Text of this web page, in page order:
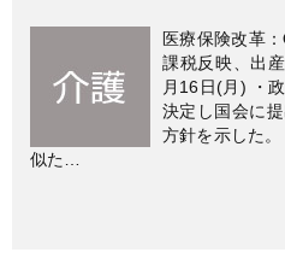
医療保険改革
課税反映、出
月16日(月) ・
決定し国会に
方針を示した
似た…